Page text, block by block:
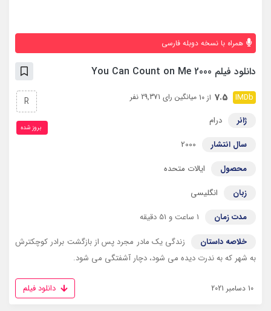
همراه با نسخه دوبله فارسی
دانلود فیلم You Can Count on Me 2000
7.5 از 10 میانگین رای 29,371 نفر
ژانر
درام
سال انتشار
2000
محصول
ایالات متحده
زبان
انگلیسی
مدت زمان
1 ساعت و 51 دقیقه
خلاصه داستان
زندگی یک مادر مجرد پس از بازگشت برادر کوچکترش
به شهر که به ندرت دیده می شود، دچار آشفتگی می شود.
R
بروز‌ شده
10 دسامبر 2021 دانلود فیلم